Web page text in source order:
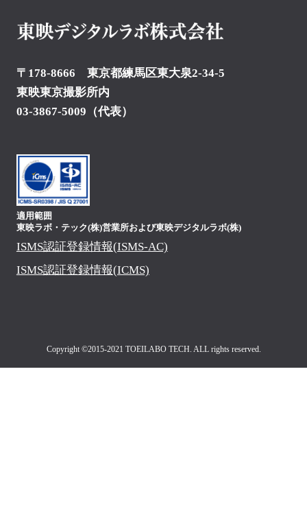
〒178-8666 東京都練馬区東大泉2-34-5
東映東京撮影所内
03-3867-5009 （代表）
適用範囲
東映ラボ・テック(株)営業所および東映デジタルラボ(株)
ISMS認証登録情報(ISMS-AC)
ISMS認証登録情報(ICMS)
Copyright ©2015-2021 TOEILABO TECH. ALL rights reserved.